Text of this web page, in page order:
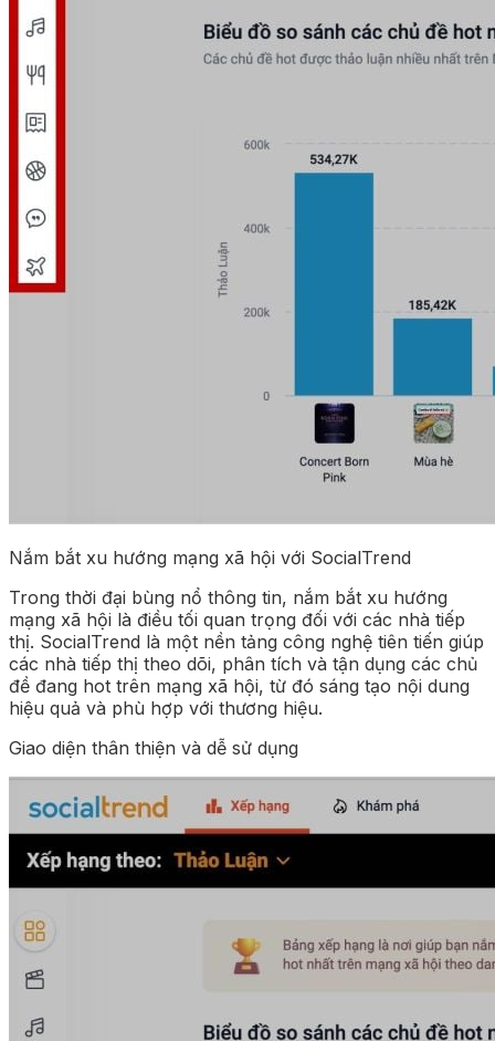
Nắm bắt xu hướng mạng xã hội với SocialTrend
Trong thời đại bùng nổ thông tin, nắm bắt xu hướng
mạng xã hội là điều tối quan trọng đối với các nhà tiếp
thị. SocialTrend là một nền tảng công nghệ tiên tiến giúp
các nhà tiếp thị theo dõi, phân tích và tận dụng các chủ
đề đang hot trên mạng xã hội, từ đó sáng tạo nội dung
hiệu quả và phù hợp với thương hiệu.
Giao diện thân thiện và dễ sử dụng